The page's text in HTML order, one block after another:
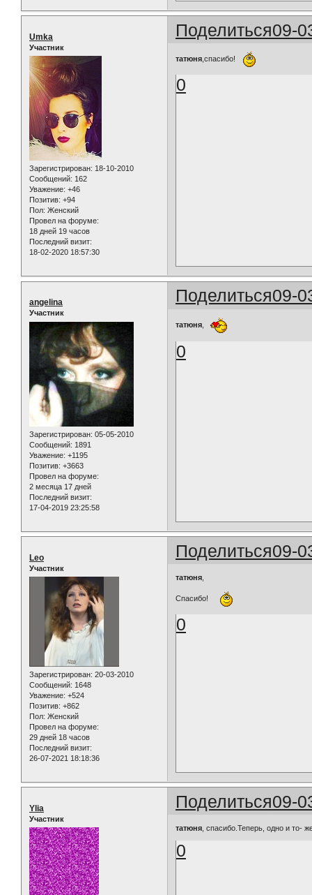
Поделиться09-
Umka
Участник
Зарегистрирован: 18-10-2010
Сообщений: 162
Уважение: +46
Позитив: +94
Пол: Женский
Провел на форуме:
18 дней 19 часов
Последний визит:
18-02-2020 18:57:30
татюня ,спасибо!
0
Поделиться09-
angelina
Участник
Зарегистрирован: 05-05-2010
Сообщений: 1891
Уважение: +1195
Позитив: +3663
Провел на форуме:
2 месяца 17 дней
Последний визит:
17-04-2019 23:25:58
татюня
0
Поделиться09-
Leo
Участник
Зарегистрирован: 20-03-2010
Сообщений: 1648
Уважение: +524
Позитив: +862
Пол: Женский
Провел на форуме:
29 дней 18 часов
Последний визит:
26-07-2021 18:18:36
татюня
Спасибо!
0
Поделиться09-
Ylia
Участник
татюня , спасибо.Теперь, одно и то-
0